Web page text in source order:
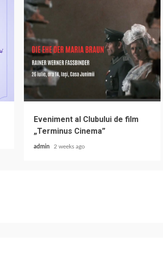
Eveniment al Clubului de film
„Terminus Cinema”
admin 2 weeks ago